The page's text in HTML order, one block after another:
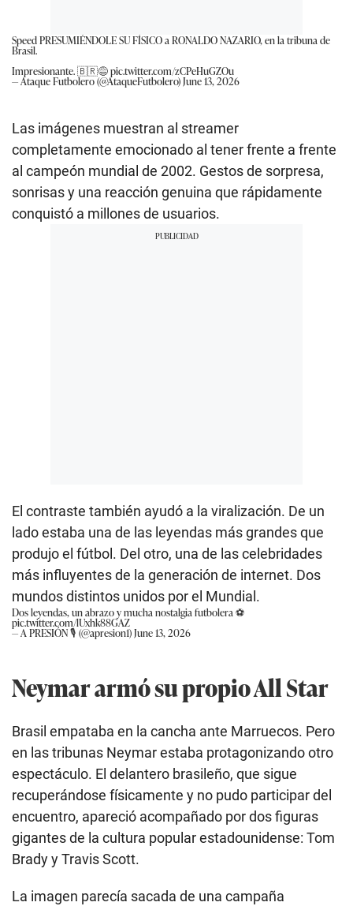
Speed PRESUMIÉNDOLE SU FÍSICO a RONALDO NAZARIO, en la tribuna de
Brasil.
Impresionante. 🇧🇷😅pic.twitter.com/zCPeHuGZOu
— Ataque Futbolero (@AtaqueFutbolero)June 13, 2026
Las imágenes muestran al streamer
completamente emocionado al tener frente a frente
al campeón mundial de 2002. Gestos de sorpresa,
sonrisas y una reacción genuina que rápidamente
conquistó a millones de usuarios.
El contraste también ayudó a la viralización. De un
lado estaba una de las leyendas más grandes que
produjo el fútbol. Del otro, una de las celebridades
más influyentes de la generación de internet. Dos
mundos distintos unidos por el Mundial.
Dos leyendas, un abrazo y mucha nostalgia futbolera ⚽
pic.twitter.com/lUxhk88GAZ
— A PRESIÓN 🎙️ (@apresion1)June 13, 2026
Neymar armó su propio All Star
Brasil empataba en la cancha ante Marruecos. Pero
en las tribunas Neymar estaba protagonizando otro
espectáculo. El delantero brasileño, que sigue
recuperándose físicamente y no pudo participar del
encuentro, apareció acompañado por dos figuras
gigantes de la cultura popular estadounidense: Tom
Brady y Travis Scott.
La imagen parecía sacada de una campaña